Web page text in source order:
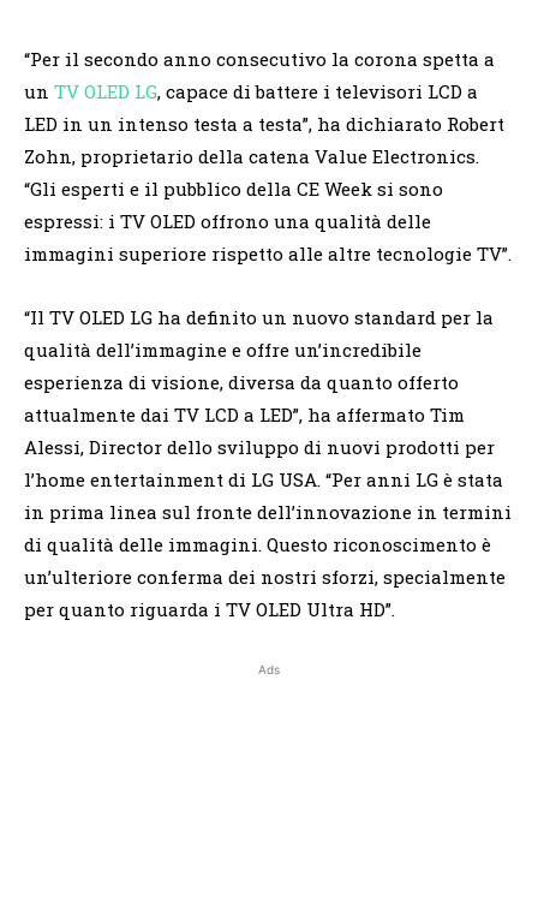
“Per il secondo anno consecutivo la corona spetta a
un TV OLED LG, capace di battere i televisori LCD a
LED in un intenso testa a testa”, ha dichiarato Robert
Zohn, proprietario della catena Value Electronics.
“Gli esperti e il pubblico della CE Week si sono
espressi: i TV OLED offrono una qualità delle
immagini superiore rispetto alle altre tecnologie TV”.
“Il TV OLED LG ha definito un nuovo standard per la
qualità dell’immagine e offre un’incredibile
esperienza di visione, diversa da quanto offerto
attualmente dai TV LCD a LED”, ha affermato Tim
Alessi, Director dello sviluppo di nuovi prodotti per
l’home entertainment di LG USA. “Per anni LG è stata
in prima linea sul fronte dell’innovazione in termini
di qualità delle immagini. Questo riconoscimento è
un’ulteriore conferma dei nostri sforzi, specialmente
per quanto riguarda i TV OLED Ultra HD”.
Ads